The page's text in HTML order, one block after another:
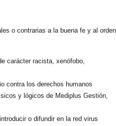
o contrarias a la buena fe y al orden
carácter racista, xenófobo,
contra los derechos humanos
y lógicos de Mediplus Gestión,
o difundir en la red virus